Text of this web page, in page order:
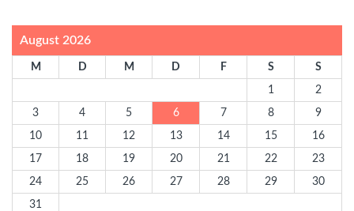
August 2026
M D M D F S S
1 2
3 4 5 6 7 8 9
10 11 12 13 14 15 16
17 18 19 20 21 22 23
24 25 26 27 28 29 30
31